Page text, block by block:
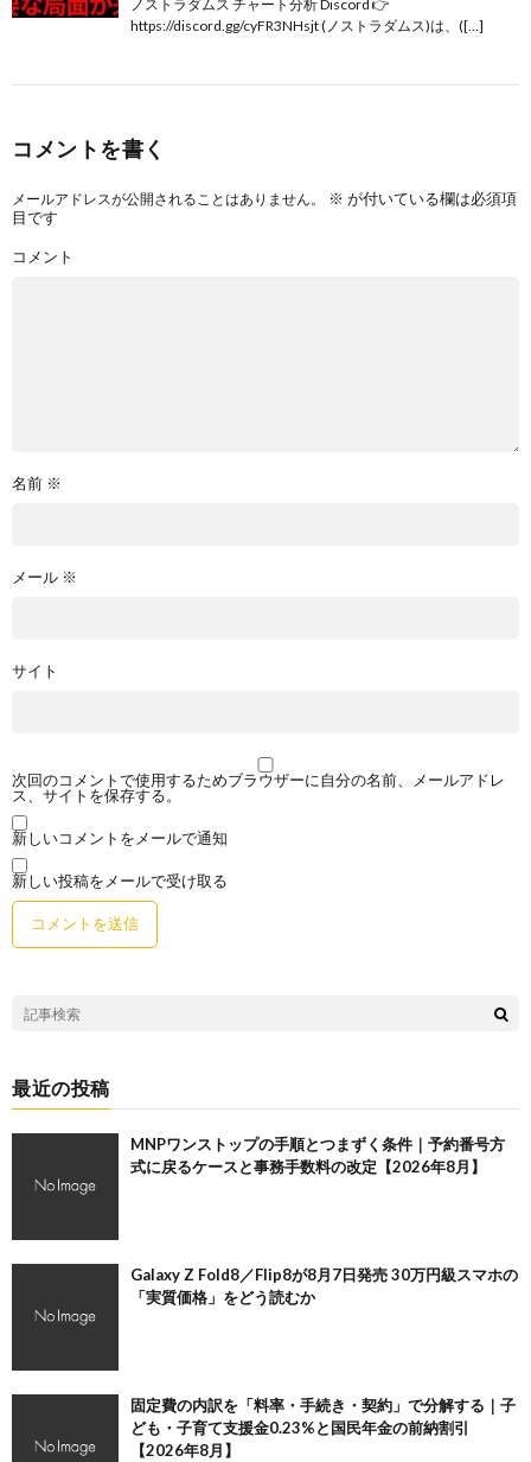
ノストラダムス チャート分析 Discord 👉
https://discord.gg/cyFR3NHsjt (ノストラダムス)は、([…]
コメントを書く
メールアドレスが公開されることはありません。 ※ が付いている欄は必須項
目です
コメント
名前 ※
メール ※
サイト
次回のコメントで使用するためブラウザーに自分の名前、メールアドレ
ス、サイトを保存する。
新しいコメントをメールで通知
新しい投稿をメールで受け取る
最近の投稿
MNPワンストップの手順とつまずく条件｜予約番号方
式に戻るケースと事務手数料の改定【2026年8月】
Galaxy Z Fold8／Flip8が8月7日発売 30万円級スマホの
「実質価格」をどう読むか
固定費の内訳を「料率・手続き・契約」で分解する｜子
ども・子育て支援金0.23%と国民年金の前納割引
【2026年8月】